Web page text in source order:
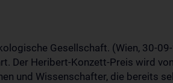
Gesellschaft. (Wien, 30-
Der Heribert-Konzett-Preis wird
und Wissenschafter, die bereits